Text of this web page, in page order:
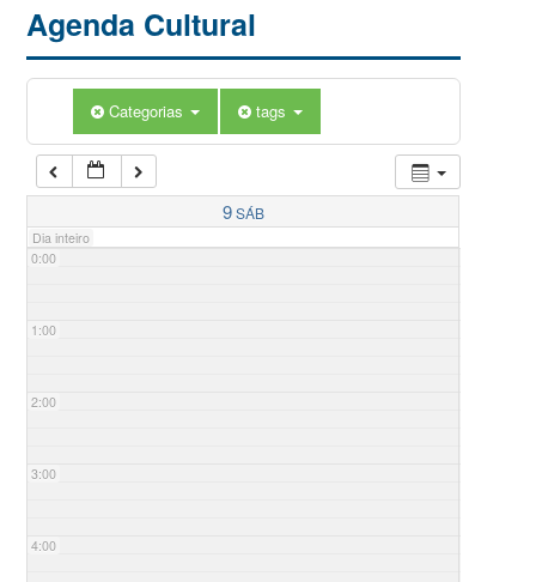
Agenda Cultural
Categorias tags
9SÁB
Dia inteiro
0:00
1:00
2:00
3:00
4:00